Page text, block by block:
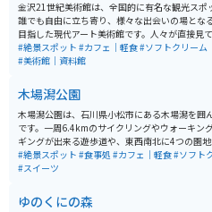
金沢21世紀美術館は、全国的に有名な観光スポ
誰でも自由に立ち寄り、様々な出会いの場とな
目指した現代アート美術館です。人々が直接見
て、感じることができる作品が多数展示されてい
特にレアンドロ・エルリッヒ作の《スイミング・
美術館は地上1階、地下1階建ての円形のガラス
物で、どの方向からでも入場可能で、無料で鑑賞
範囲が広く設けられています。収蔵作品は、
の歴史的参照点となる作品、1980年代以降の新
観を提案する作品、そして金沢にゆかりのある
る創造性に富む作品を集めています。 美術館内にはミュ
ージアムショップやレストランも併設されていて
#絶景スポット #カフェ｜軽食#ソフトクリーム
#美術館｜資料館
木場潟公園
木場潟公園は、石川県小松市にある木場潟を囲
です。一周6.4kmのサイクリングやウォーキン
ギングが出来る遊歩道や、東西南北に4つの園
されています。東園地には足湯やカフェ、ドッ
どもあります。季節によっては、カヌーやゲート
#絶景スポット #食事処 #カフェ｜軽食#ソフト
#スイーツ
ゆのくにの森